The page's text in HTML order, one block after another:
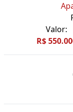
Valor:
R$